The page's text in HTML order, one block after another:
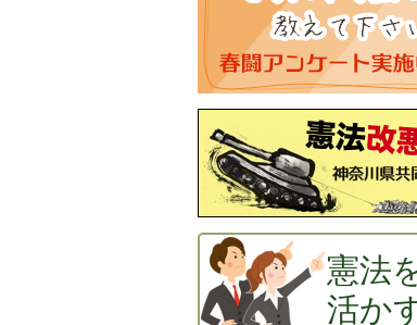
憲法
活か